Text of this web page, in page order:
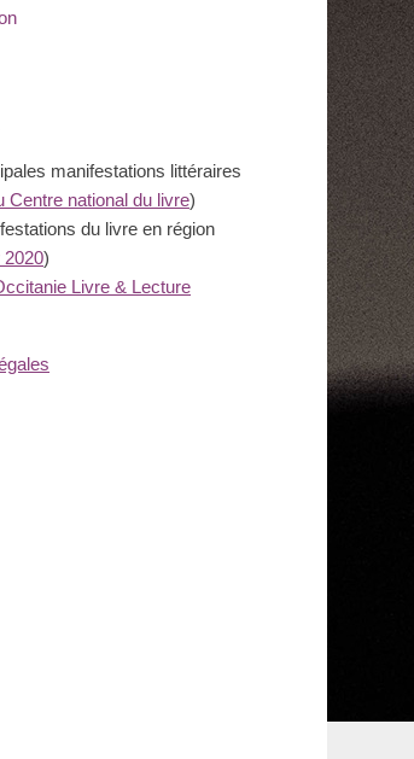
manifestations littéraires
Centre national du livre)
du livre en région
2020)
Livre & Lecture